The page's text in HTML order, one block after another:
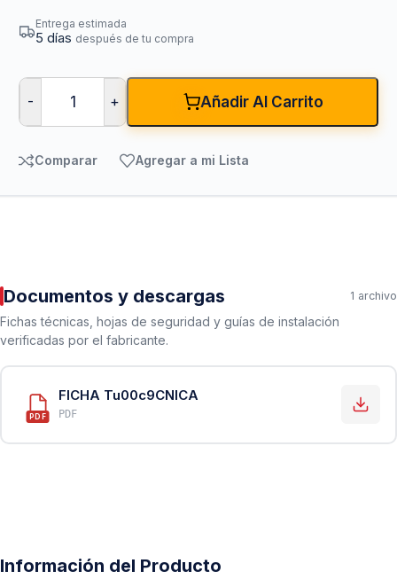
Entrega estimada
5 días después de tu compra
- + Añadir Al Carrito
Comparar Agregar a mi Lista
Documentos y descargas 1 archivo
Fichas técnicas, hojas de seguridad y guías de instalación
verificadas por el fabricante.
PDF
FICHA Tu00c9CNICA
PDF
Información del Producto